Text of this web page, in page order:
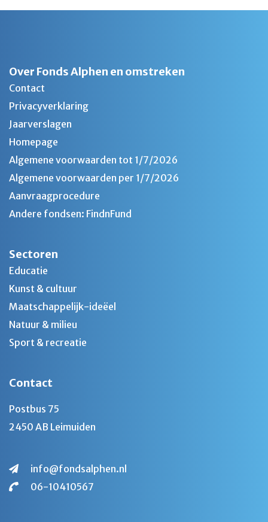
Over Fonds Alphen en omstreken
Contact
Privacyverklaring
Jaarverslagen
Homepage
Algemene voorwaarden tot 1/7/2026
Algemene voorwaarden per 1/7/2026
Aanvraagprocedure
Andere fondsen: FindnFund
Sectoren
Educatie
Kunst & cultuur
Maatschappelijk-ideëel
Natuur & milieu
Sport & recreatie
Contact
Postbus 75
2450 AB Leimuiden
info@fondsalphen.nl
06-10410567